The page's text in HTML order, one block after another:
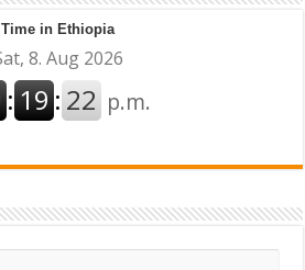
Time in Ethiopia